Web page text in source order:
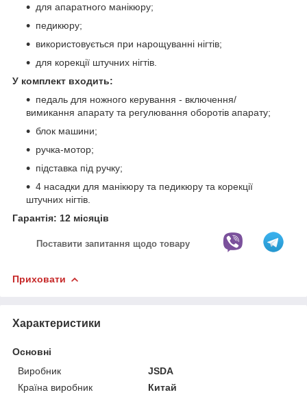
для апаратного манікюру;
педикюру;
використовується при нарощуванні нігтів;
для корекції штучних нігтів.
У комплект входить:
педаль для ножного керування - включення/
вимикання апарату та регулювання оборотів апарату;
блок машини;
ручка-мотор;
підставка під ручку;
4 насадки для манікюру та педикюру та корекції
штучних нігтів.
Гарантія: 12 місяців
Поставити запитання щодо товару
Приховати
Характеристики
Основні
Виробник
JSDA
Країна виробник
Китай